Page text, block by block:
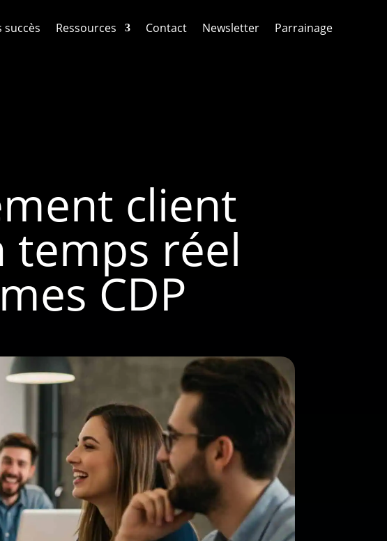
succès Ressources Contact Newsletter Parrainage
client
temps réel
CDP